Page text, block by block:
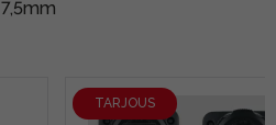
7,5mm
TARJOUS